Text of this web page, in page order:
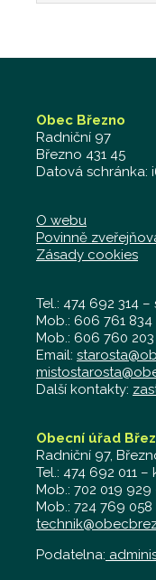
Obec Březno
Radniční 97
Březno 431 45
Datová schránka:
O webu
Povinně
Zásady cookies
Tel.: 474 692 314
Mob.: 606 761
Mob.: 606 760
Email:
Další kontakty:
Obecní úřad
Radniční 97,
Tel.: 474 692 011
Mob.: 702 019
Mob.: 724 769
Podatelna: